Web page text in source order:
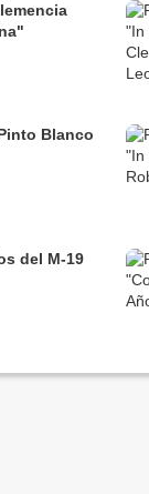
Blanco
del M-19